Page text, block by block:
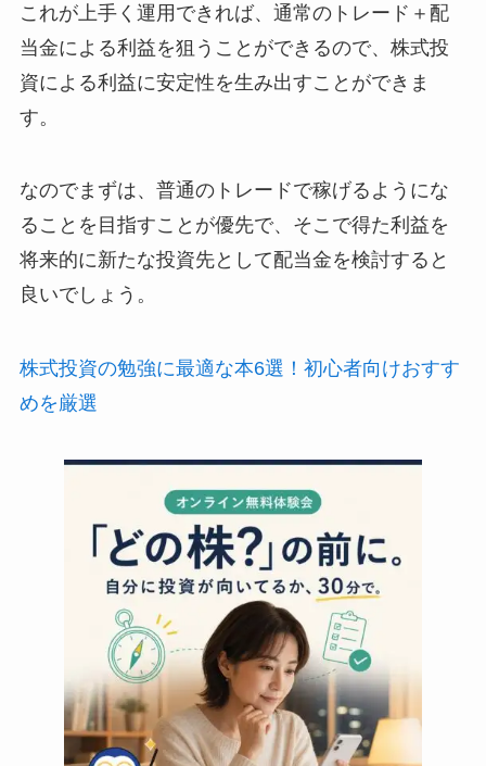
これが上手く運用できれば、通常のトレード＋配
当金による利益を狙うことができるので、株式投
資による利益に安定性を生み出すことができま
す。
なのでまずは、普通のトレードで稼げるようにな
ることを目指すことが優先で、そこで得た利益を
将来的に新たな投資先として配当金を検討すると
良いでしょう。
株式投資の勉強に最適な本6選！初心者向けおすす
めを厳選